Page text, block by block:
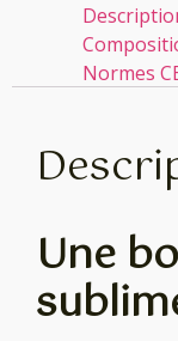
Normes
Une